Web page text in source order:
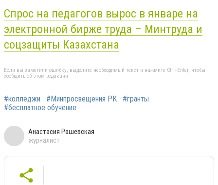
Спрос на педагогов вырос в январе на
электронной бирже труда – Минтруда и
соцзащиты Казахстана
Если вы заметили ошибку, выделите необходимый текст и нажмите Ctrl+Enter, чтобы
сообщить об этом редакции
#колледжи #Минпросвещения РК
#гранты
#бесплатное обучение
Анастасия Рашевская
журналист